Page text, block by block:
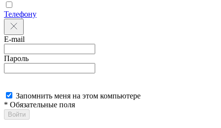
Телефону
E-mail
Пароль
Запомнить меня на этом компьютере
* Обязательные поля
Войти